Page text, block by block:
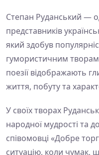
Степан Руданський —
представників
який здобув
гумористичним
поезії відображають
життя, побуту та
У своїх творах
народної мудрості та
співомовці «Добре
ситуацію, коли чумак,